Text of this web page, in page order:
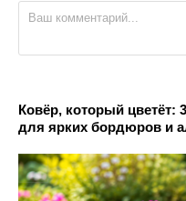
Ковёр, который цветёт:
для ярких бордюров и